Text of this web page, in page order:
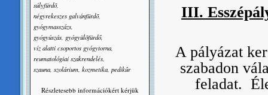
III.
A pályázat
szabadon
feladat.
súlyfürdõ,
négyrekeszes galvánfürdõ,
gyógymasszázs,
gyógyúszás, gyógyülõfürdő,
víz alatti csoportos gyógytorna,
reumatológiai szakrendelés,
szauna, szolárium, kozmetika, pedikûr
Részletesebb információkért kérjük